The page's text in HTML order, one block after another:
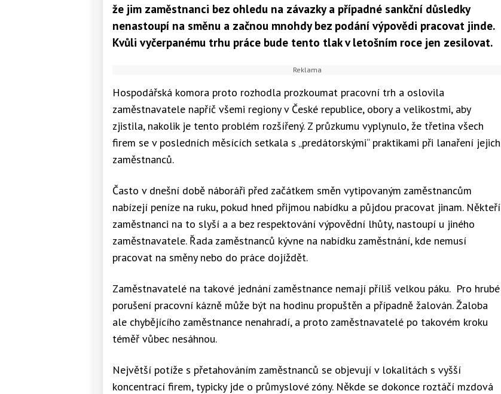
že jim zaměstnanci bez ohledu na závazky a případné sankční důsledky
nenastoupí na směnu a začnou mnohdy bez podání výpovědi pracovat jinde.
Kvůli vyčerpanému trhu práce bude tento tlak v letošním roce jen zesilovat.
Hospodářská komora proto rozhodla prozkoumat pracovní trh a oslovila
zaměstnavatele napříč všemi regiony v České republice, obory a velikostmi, aby
zjistila, nakolik je tento problém rozšířený. Z průzkumu vyplynulo, že třetina všech
firem se v posledních měsících setkala s „predátorskými“ praktikami při lanaření jejich
zaměstnanců.
Často v dnešní době náboráři před začátkem směn vytipovaným zaměstnancům
nabízejí peníze na ruku, pokud hned přijmou nabídku a půjdou pracovat jinam. Někteří
zaměstnanci na to slyší a a bez respektování výpovědní lhůty, nastoupí u jiného
zaměstnavatele. Řada zaměstnanců kývne na nabídku zaměstnání, kde nemusí
pracovat na směny nebo do práce dojíždět.
Zaměstnavatelé na takové jednání zaměstnance nemají příliš velkou páku. Pro hrubé
porušení pracovní kázně může být na hodinu propuštěn a případně žalován. Žaloba
ale chybějícího zaměstnance nenahradí, a proto zaměstnavatelé po takovém kroku
téměř vůbec nesáhnou.
Největší potíže s přetahováním zaměstnanců se objevují v lokalitách s vyšší
koncentrací firem, typicky jde o průmyslové zóny. Někde se dokonce roztáčí mzdová